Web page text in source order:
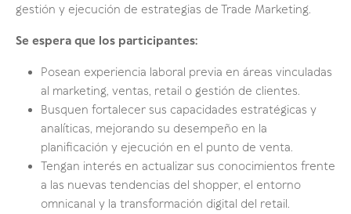
gestión y ejecución de estrategias de Trade Marketing.
Se espera que los participantes:
Posean experiencia laboral previa en áreas vinculadas
al marketing, ventas, retail o gestión de clientes.
Busquen fortalecer sus capacidades estratégicas y
analíticas, mejorando su desempeño en la
planificación y ejecución en el punto de venta.
Tengan interés en actualizar sus conocimientos frente
a las nuevas tendencias del shopper, el entorno
omnicanal y la transformación digital del retail.